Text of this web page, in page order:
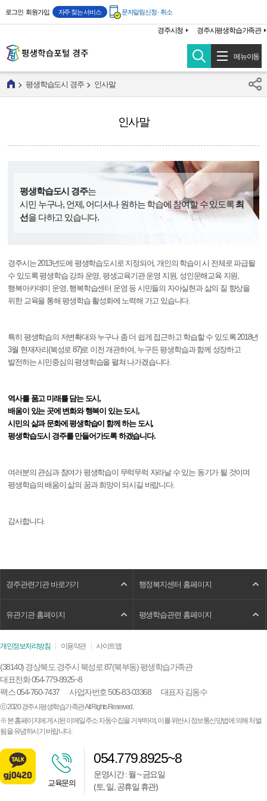
본문 바로가기
주메뉴 바로가기
경주시청 경주시평생학습가족관
로그인 회원가입 자주 찾는 서비스 문자알림신청 · 취소
메뉴이동
인사말
평생학습도시 경주 인사말
평생학습도시 경주는
시민 누구나, 언제, 어디서나 원하는 학습에 참여할 수 있도록최
선을 다하고 있습니다.
경주시는 2013년도에 평생학습도시로 지정되어, 개인의 학습이 시 전체로 파급될
수 있도록 평생학습 강좌 운영, 평생교육기관 운영 지원, 성인문해교육 지원,
행복아카데미 운영, 행복학습센터 운영 등 시민들의 자아실현과 삶의 질 향상을
위한 교육을 통해 평생학습 활성화에 노력해 가고 있습니다.
특히 평생학습의 저변확대와 누구나 좀 더 쉽게 접근하고 학습할 수 있도록 2018년
3월 현재자리(북성로 87)로 이전 개관하여, 누구든 평생학습과 함께 성장하고
발전하는 시민중심의 평생학습을 펼쳐 나가겠습니다.
역사를 품고 미래를 담는 도시,
배움이 있는 곳에 변화와 행복이 있는 도시,
시민의 삶과 문화에 평생학습이 함께 하는 도시,
평생학습도시 경주를 만들어가도록 하겠습니다.
여러분의 관심과 참여가 평생학습이 무럭무럭 자라날 수 있는 동기가 될 것이며
평생학습의 배움이 삶의 꿈과 희망이 되시길 바랍니다.
감사합니다.
경주관련기관 바로가기 행정복지센터 홈페이지
유관기관 홈페이지 평생학습관련 홈페이지
개인정보처리방침 이용약관 사이트맵
(38140) 경상북도 경주시 북성로 87(북부동) 평생학습가족관
대표전화 054-779-8925~8
팩스 054-760-7437
사업자번호 505-83-03368 대표자 김동수
ⓒ 2020 경주시평생학습가족관 All Rights Reserved.
※ 본 홈페이지에 게시된 이메일주소 자동수집을 거부하며, 이를 위반시 정보통신망법에 의해 처벌
됨을 유념하시기 바랍니다.
교육문의
054.779.8925~8
운영시간 : 월 ~ 금요일
(토, 일, 공휴일 휴관)